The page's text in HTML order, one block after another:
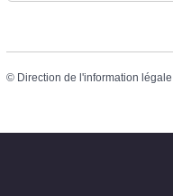
© Direction de l'information